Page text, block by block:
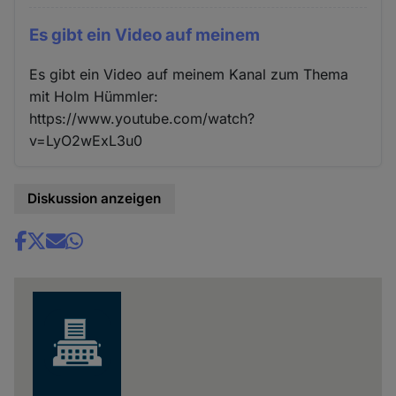
Es gibt ein Video auf meinem
Es gibt ein Video auf meinem Kanal zum Thema
mit Holm Hümmler:
https://www.youtube.com/watch?
v=LyO2wExL3u0
Diskussion anzeigen
Share